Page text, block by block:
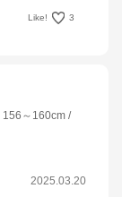
Like! 3
156～160cm
2025.03.20